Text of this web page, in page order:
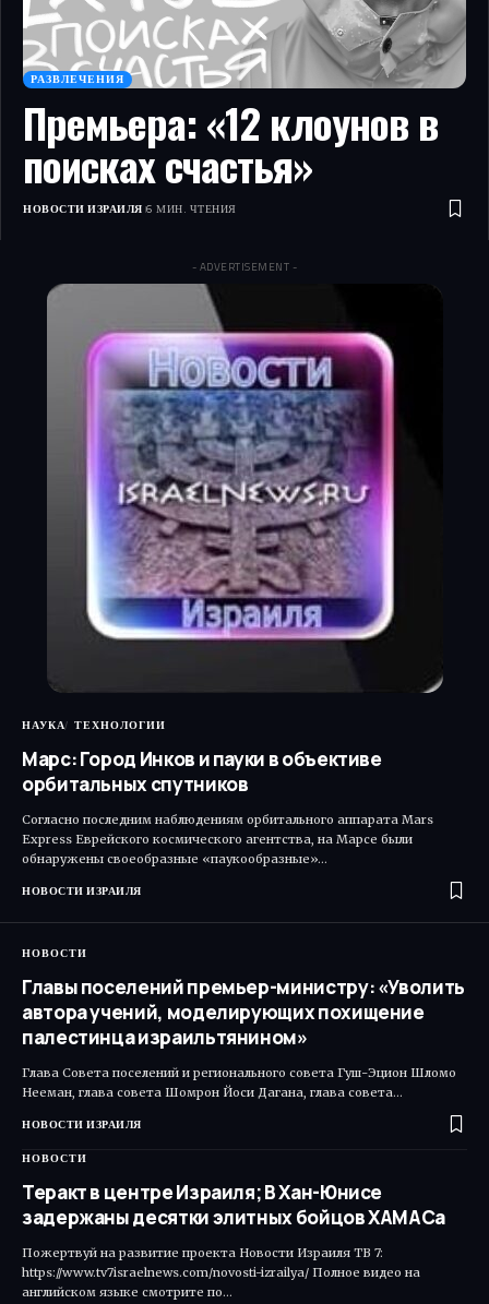
РАЗВЛЕЧЕНИЯ
Премьера: «12 клоунов в
поисках счастья»
НОВОСТИ ИЗРАИЛЯ 6 МИН. ЧТЕНИЯ
- ADVERTISEMENT -
НАУКА ТЕХНОЛОГИИ
Марс: Город Инков и пауки в объективе
орбитальных спутников
Согласно последним наблюдениям орбитального аппарата Mars
Express Еврейского космического агентства, на Марсе были
обнаружены своеобразные «паукообразные»…
НОВОСТИ ИЗРАИЛЯ
НОВОСТИ
Главы поселений премьер-министру: «Уволить
автора учений, моделирующих похищение
палестинца израильтянином»
Глава Совета поселений и регионального совета Гуш-Эцион Шломо
Нееман, глава совета Шомрон Йоси Дагана, глава совета…
НОВОСТИ ИЗРАИЛЯ
НОВОСТИ
Теракт в центре Израиля; В Хан-Юнисе
задержаны десятки элитных бойцов ХАМАСа
Пожертвуй на развитие проекта Новости Израиля ТВ 7:
https://www.tv7israelnews.com/novosti-izrailya/ Полное видео на
английском языке смотрите по…